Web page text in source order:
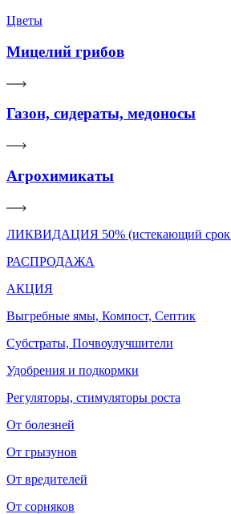
Цветы
Мицелий грибов
Газон, сидераты, медоносы
Агрохимикаты
ЛИКВИДАЦИЯ 50% (истекающий срок
РАСПРОДАЖА
АКЦИЯ
Выгребные ямы, Компост, Септик
Субстраты, Почвоулучшители
Удобрения и подкормки
Регуляторы, стимуляторы роста
От болезней
От грызунов
От вредителей
От сорняков